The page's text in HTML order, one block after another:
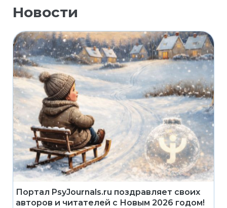
Новости
Портал PsyJournals.ru поздравляет своих
авторов и читателей с Новым 2026 годом!